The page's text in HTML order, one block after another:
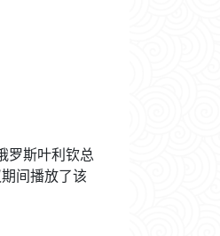
罗斯叶利钦总
间播放了该